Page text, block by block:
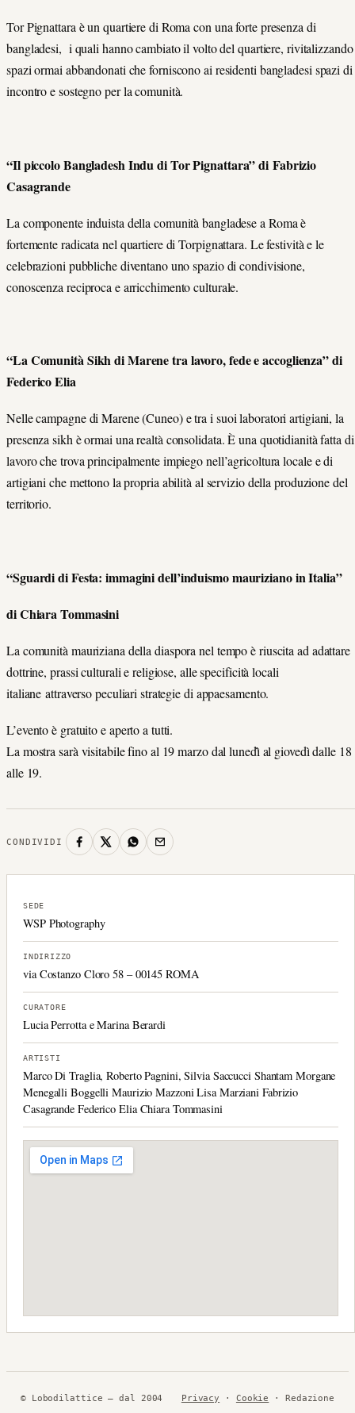
Tor Pignattara è un quartiere di Roma con una forte presenza di
bangladesi, i quali hanno cambiato il volto del quartiere, rivitalizzando
spazi ormai abbandonati che forniscono ai residenti bangladesi spazi di
incontro e sostegno per la comunità.
“Il piccolo Bangladesh Indu di Tor Pignattara” di Fabrizio
Casagrande
La componente induista della comunità bangladese a Roma è
fortemente radicata nel quartiere di Torpignattara. Le festività e le
celebrazioni pubbliche diventano uno spazio di condivisione,
conoscenza reciproca e arricchimento culturale.
“La Comunità Sikh di Marene tra lavoro, fede e accoglienza” di
Federico Elia
Nelle campagne di Marene (Cuneo) e tra i suoi laboratori artigiani, la
presenza sikh è ormai una realtà consolidata. È una quotidianità fatta di
lavoro che trova principalmente impiego nell’agricoltura locale e di
artigiani che mettono la propria abilità al servizio della produzione del
territorio.
“Sguardi di Festa: immagini dell’induismo mauriziano in Italia”
di Chiara Tommasini
La comunità mauriziana della diaspora nel tempo è riuscita ad adattare
dottrine, prassi culturali e religiose, alle specificità locali
italiane attraverso peculiari strategie di appaesamento.
L’evento è gratuito e aperto a tutti.
La mostra sarà visitabile fino al 19 marzo dal lunedì̀ al giovedì dalle 18
alle 19.
CONDIVIDI
SEDE
WSP Photography
INDIRIZZO
via Costanzo Cloro 58 – 00145 ROMA
CURATORE
Lucia Perrotta e Marina Berardi
ARTISTI
Marco Di Traglia, Roberto Pagnini, Silvia Saccucci Shantam Morgane
Menegalli Boggelli Maurizio Mazzoni Lisa Marziani Fabrizio
Casagrande Federico Elia Chiara Tommasini
© Lobodilattice — dal 2004 Privacy · Cookie · Redazione